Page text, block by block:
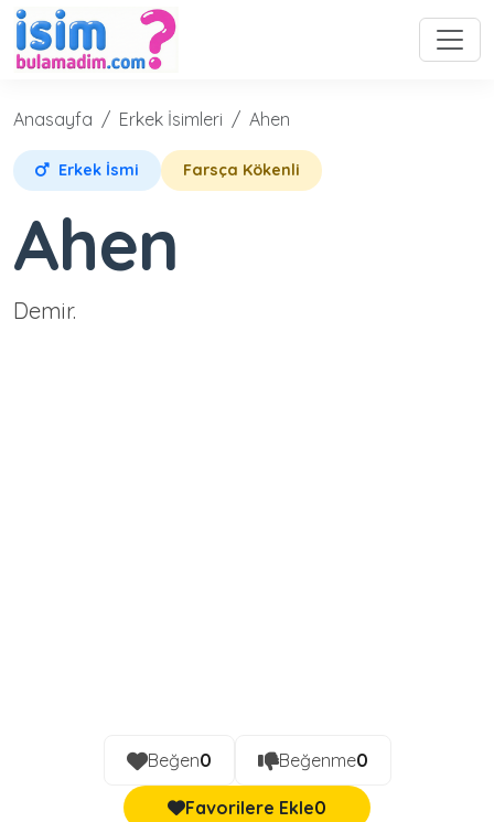
Anasayfa Erkek İsimleri Ahen
Erkek İsmi Farsça Kökenli
Ahen
Demir.
Beğen0 Beğenme0
Favorilere Ekle0